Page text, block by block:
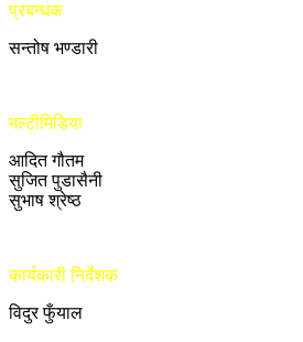
प्रबन्धक
सन्तोष भण्डारी
मल्टीमिडिया
आदित गौतम
सुजित पुडासैनी
सुभाष श्रेष्ठ
कार्यकारी निर्देशक
विदुर फुँयाल